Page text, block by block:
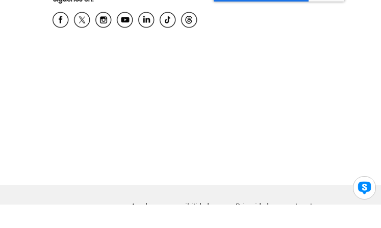
Ayuda para accesibilidad Privacidad Legal